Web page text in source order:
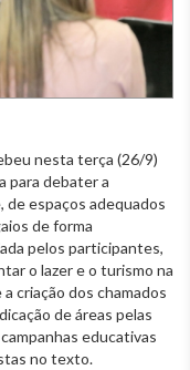
nesta terça (26/9)
para debater a
de espaços adequados
de forma
pelos participantes,
o lazer e o turismo na
criação dos chamados
de áreas pelas
educativas
no texto.